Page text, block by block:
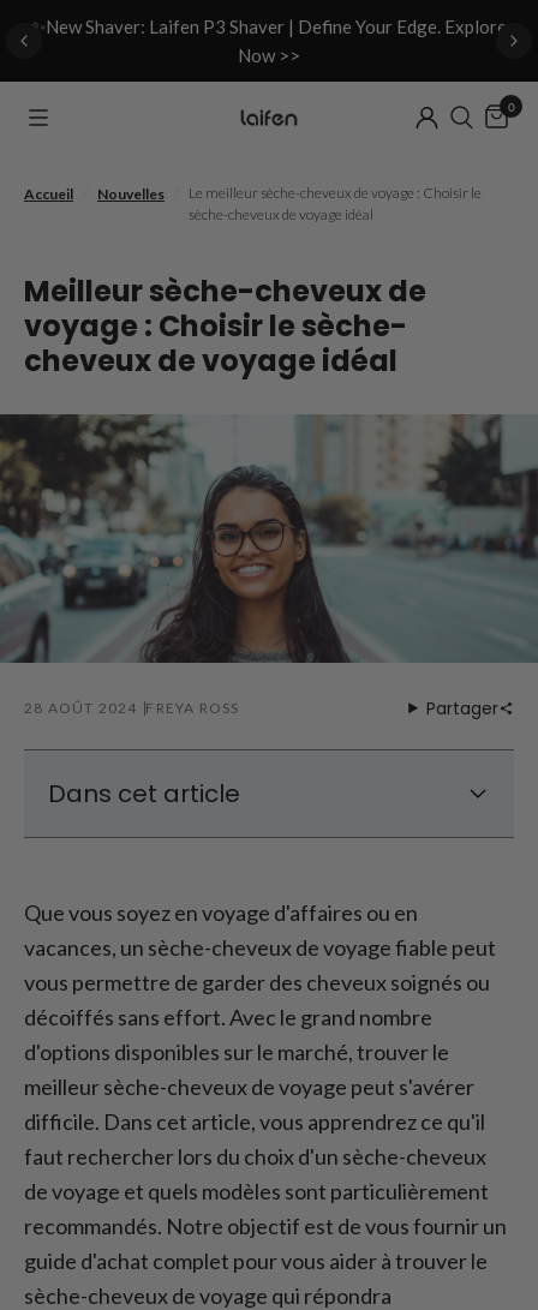
✨New Shaver: Laifen P3 Shaver | Define Your Edge. Explore
Now >>
0
Accueil Nouvelles
Le meilleur sèche-cheveux de voyage : Choisir le
sèche-cheveux de voyage idéal
Meilleur sèche-cheveux de
voyage : Choisir le sèche-
cheveux de voyage idéal
28 AOÛT 2024 FREYA ROSS Partager
Dans cet article
de voyage ?
Modèle de sèche-cheveux de voyage
recommandé
Compact et léger : Le sèche-cheveux de
voyage idéal
Sèche-cheveux de voyage : Questions
fréquemment posées
Conclusion
Que vous soyez en voyage d'affaires ou en
vacances, un sèche-cheveux de voyage fiable peut
vous permettre de garder des cheveux soignés ou
décoiffés sans effort. Avec le grand nombre
d'options disponibles sur le marché, trouver le
meilleur sèche-cheveux de voyage peut s'avérer
difficile. Dans cet article, vous apprendrez ce qu'il
faut rechercher lors du choix d'un sèche-cheveux
de voyage et quels modèles sont particulièrement
recommandés. Notre objectif est de vous fournir un
guide d'achat complet pour vous aider à trouver le
sèche-cheveux de voyage qui répondra